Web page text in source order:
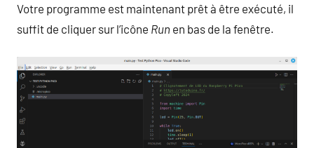
Votre programme est maintenant prêt à être exécuté, il
suffit de cliquer sur l’icône Run en bas de la fenêtre.